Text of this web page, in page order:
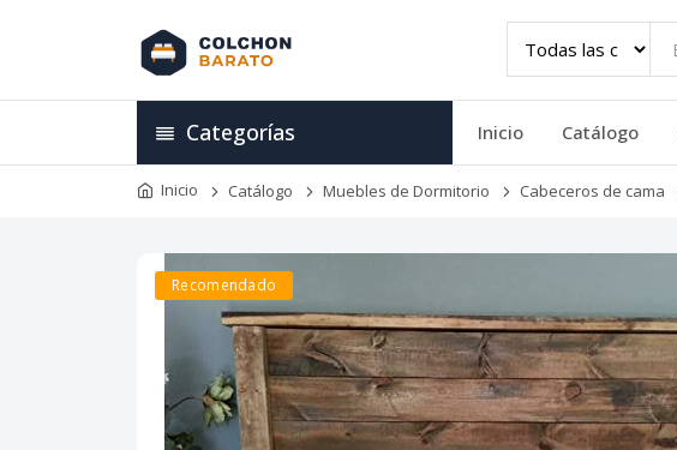
Categorías Inicio Catálogo
Inicio Catálogo Muebles de Dormitorio Cabeceros de cama
Recomendado